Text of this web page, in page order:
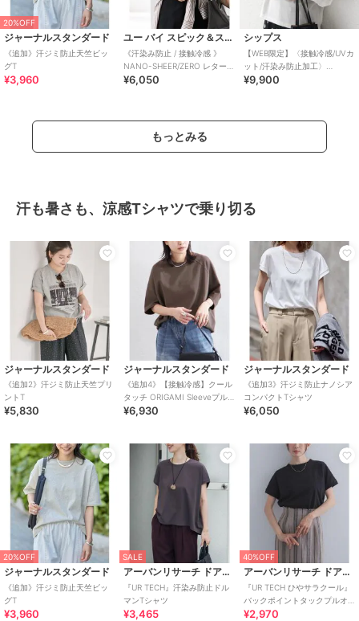
20%OFF
ジャーナルスタンダード
《追加》汗ジミ防止天竺ビッ
グT
¥3,960
ユー バイ スピック＆スパン
《汗染み防止 / 接触冷感 》
NANO-SHEER/ZERO レターロ
ゴTEE
¥6,050
シップス
【WEB限定】〈接触冷感/UVカ
ット/汗染み防止加工〉
FUNCTION 袖 レース プルオ
¥9,900
もっとみる
汗も暑さも、涼感Tシャツで乗り切る
ジャーナルスタンダード
《追加2》汗ジミ防止天竺プリ
ントT
¥5,830
ジャーナルスタンダード
《追加4》【接触冷感】クール
タッチ ORIGAMI Sleeveプル
オーバー
¥6,930
ジャーナルスタンダード
《追加3》汗ジミ防止ナノシア
コンパクトTシャツ
¥6,050
20%OFF
ジャーナルスタンダード
《追加》汗ジミ防止天竺ビッ
グT
¥3,960
SALE
アーバンリサーチ ドアーズ
『UR TECH』汗染み防止ドル
マンTシャツ
¥3,465
40%OFF
アーバンリサーチ ドアーズ
『UR TECH ひやサラクール』
バックポイントタックプルオ
ーバー
¥2,970